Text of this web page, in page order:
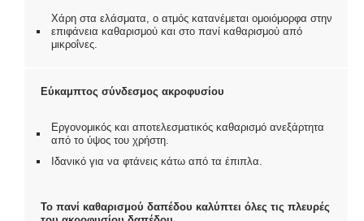
Χάρη στα ελάσματα, ο ατμός κατανέμεται ομοιόμορφα στην
επιφάνεια καθαρισμού και στο πανί καθαρισμού από
μικροΐνες.
Εύκαμπτος σύνδεσμος ακροφυσίου
Εργονομικός και αποτελεσματικός καθαρισμό ανεξάρτητα
από το ύψος του χρήστη.
Ιδανικό για να φτάνεις κάτω από τα έπιπλα.
Το πανί καθαρισμού δαπέδου καλύπτει όλες τις πλευρές